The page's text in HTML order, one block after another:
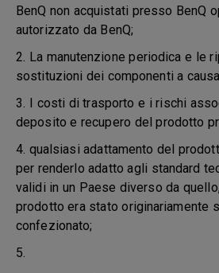
BenQ non acquistati presso BenQ
autorizzato da BenQ;
2. La manutenzione periodica e le
sostituzioni dei componenti a
3. I costi di trasporto e i rischi
deposito e recupero del prodotto
4. qualsiasi adattamento del
per renderlo adatto agli standard
validi in un Paese diverso da
prodotto era stato originariamente
confezionato;
5.